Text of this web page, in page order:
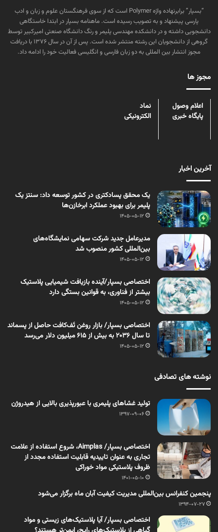
“بسپار” برابرنهاده واژه Polymer است که از سوی فرهنگستان علوم و زبان و ادب
پارسی پیشنهاد و به تصویب رسیده است. ماهنامه بسپار در ابتدا خاستگاهی
دانشجویی داشته و در دانشکده مهندسی پلیمر و رنگ دانشگاه صنعتی امیرکبیر توسط
گروهی از دانشجویان این رشته منتشر شده است. پس از آن در سال ۱۳۷۶ با دریافت
مجوز انتشار بین المللی به دو زبان فارسی و انگلیسی فعالیت خود را ادامه داد.
مجوز ها
اعلام وصول
پایگاه خبری
نماد
الکترونیکی
آخرین اخبار
یک محقق پسادکتری در کشور توسعه داد: سنتز یک
پلیمر برای بهبود عملکرد ابرخازن‌ها
1405-05-12
مدیرعامل جدید شرکت سهامی نمایشگاه‌های
بین‌المللی کشور منصوب شد
1405-05-12
اختصاصی بسپار/آینده بازیافت شیمیایی پلاستیک
بیشتر از فناوری، به قوانین بستگی دارد
1405-05-12
اختصاصی بسپار/ بازار روغن تَف‌کافت حاصل از پسماند
تا سال ۲۰۳۶ به بیش از ۶۱۵ میلیون دلار می‌رسد
1405-05-12
نوشته های تصادفی
تولید غشاهای پلیمری با عبورپذیری بالایی از هیدروژن
1397-09-06
اختصاصی بسپار/ Aimplas، شروع استفاده از علامت
تجاری به عنوان تاییدیه قابلیت استفاده مجدد از
ظروف پلاستیکی مواد خوراکی
1401-05-10
پنجمین کنفرانس بین‌المللی مدیریت کیفیت آبان ماه برگزار می‌شود
1394-07-27
اختصاصی بسپار/ آیا پلاستیک‌‌های زیستی و مواد